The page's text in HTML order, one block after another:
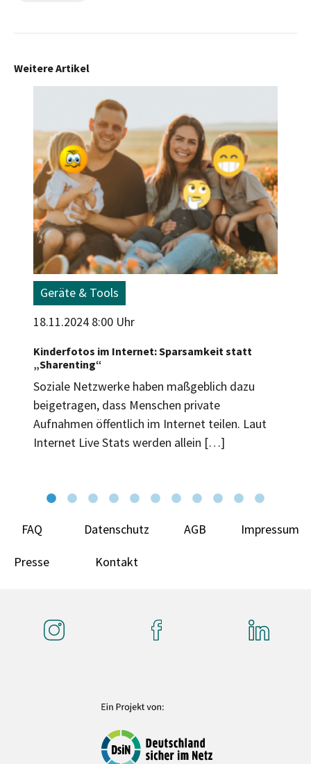
Weitere Artikel
Geräte & Tools
18.11.2024 8:00 Uhr
Kinderfotos im Internet: Sparsamkeit statt
„Sharenting“
Soziale Netzwerke haben maßgeblich dazu
beigetragen, dass Menschen private
Aufnahmen öffentlich im Internet teilen. Laut
Internet Live Stats werden allein […]
FAQ Datenschutz AGB Impressum
Presse Kontakt